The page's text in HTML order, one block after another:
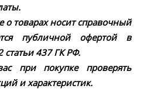
о товарах носит справочный
публичной офертой в
статьи 437 ГК РФ.
при покупке проверять
и характеристик.